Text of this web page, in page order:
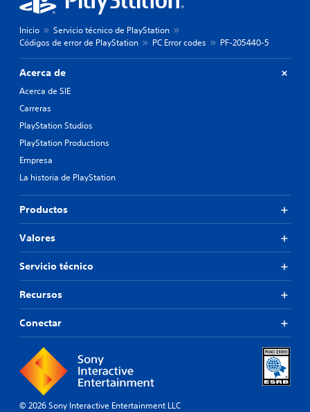
Inicio
Servicio técnico de PlayStation
Códigos de error de PlayStation
PC Error codes PF-205440-5
Acerca de
Acerca de SIE
Carreras
PlayStation Studios
PlayStation Productions
Empresa
La historia de PlayStation
Productos
Valores
Servicio técnico
Recursos
Conectar
© 2026 Sony Interactive Entertainment LLC